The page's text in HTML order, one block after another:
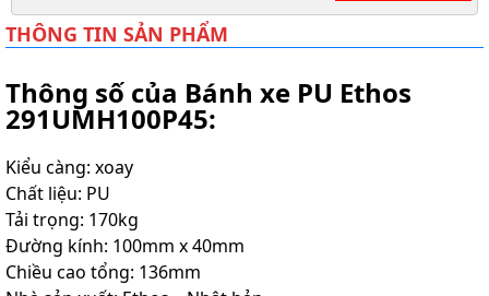
THÔNG TIN SẢN PHẨM
Thông số của Bánh xe PU Ethos
291UMH100P45:
Kiểu càng: xoay
Chất liệu: PU
Tải trọng: 170kg
Đường kính: 100mm x 40mm
Chiều cao tổng: 136mm